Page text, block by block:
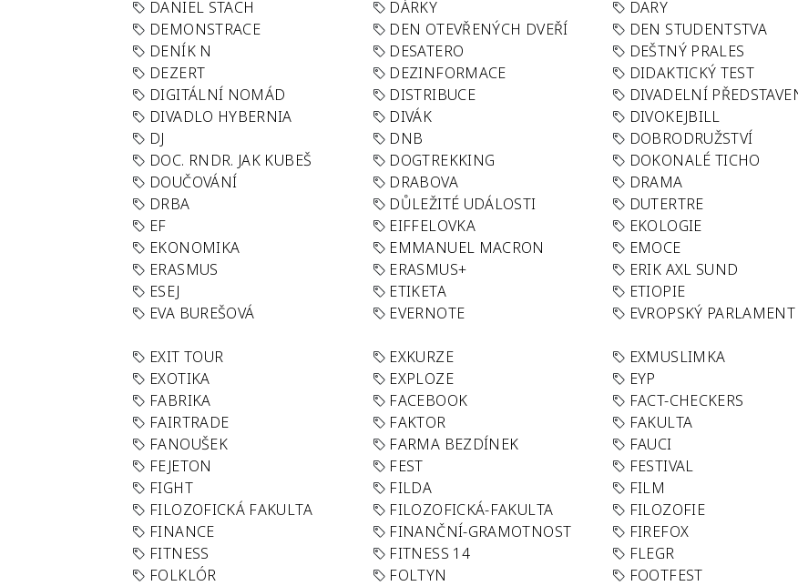
DANIEL STACH
DÁRKY DARY
DEMONSTRACE
DEN OTEVŘENÝCH DVEŘÍ DEN STUDENTSTVA
DENÍK N
DESATERO DEŠTNÝ PRALES
DEZERT
DEZINFORMACE DIDAKTICKÝ TEST
DIGITÁLNÍ NOMÁD
DISTRIBUCE DIVADELNÍ
DIVADLO HYBERNIA
DIVÁK DIVOKEJBILL
DJ
DNB DOBRODRUŽSTVÍ
DOC. RNDR. JAK KUBEŠ
DOGTREKKING DOKONALÉ TICHO
DOUČOVÁNÍ
DRABOVA DRAMA
DRBA
DŮLEŽITÉ UDÁLOSTI DUTERTRE
EF
EIFFELOVKA EKOLOGIE
EKONOMIKA
EMMANUEL MACRON EMOCE
ERASMUS
ERASMUS+ ERIK AXL SUND
ESEJ
ETIKETA ETIOPIE
EVA BUREŠOVÁ
EVERNOTE EVROPSKÝ PARLAMENT
EXIT TOUR
EXKURZE EXMUSLIMKA
EXOTIKA
EXPLOZE EYP
FABRIKA
FACEBOOK FACT-CHECKERS
FAIRTRADE
FAKTOR FAKULTA
FANOUŠEK
FARMA BEZDÍNEK FAUCI
FEJETON
FEST FESTIVAL
FIGHT
FILDA FILM
FILOZOFICKÁ FAKULTA
FILOZOFICKÁ-FAKULTA FILOZOFIE
FINANCE
FINANČNÍ-GRAMOTNOST FIREFOX
FITNESS
FITNESS 14 FLEGR
FOLKLÓR
FOLTYN FOOTFEST